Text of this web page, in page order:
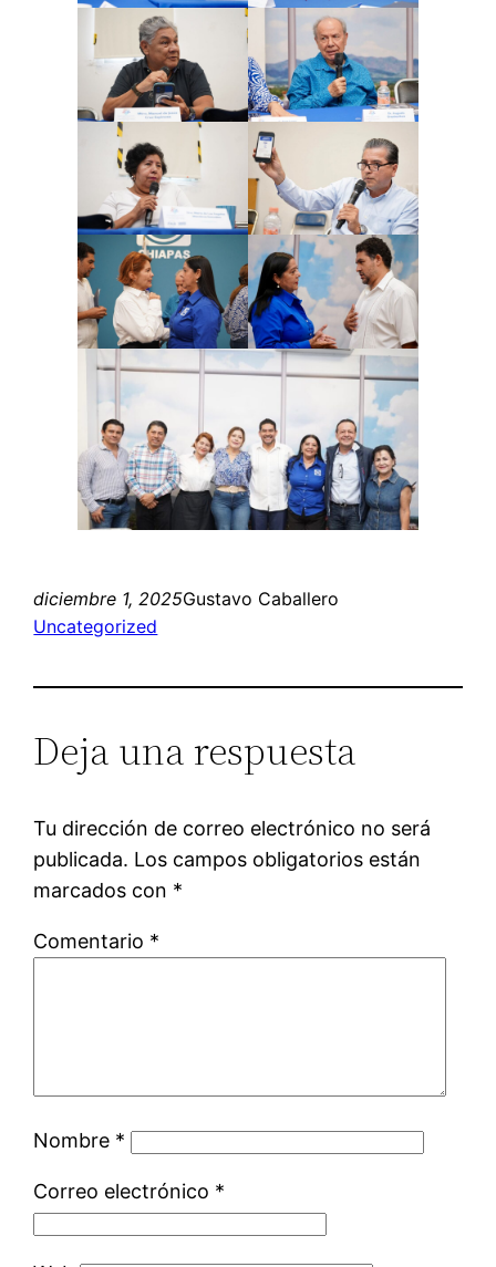
diciembre 1, 2025Gustavo Caballero
Uncategorized
Deja una respuesta
Tu dirección de correo electrónico no será
publicada. Los campos obligatorios están
marcados con *
Comentario *
Nombre *
Correo electrónico *